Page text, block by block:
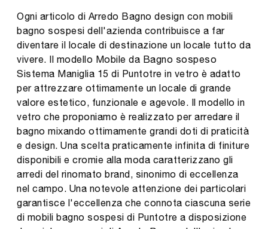
Ogni articolo di Arredo Bagno design con mobili
bagno sospesi dell'azienda contribuisce a far
diventare il locale di destinazione un locale tutto da
vivere. Il modello Mobile da Bagno sospeso
Sistema Maniglia 15 di Puntotre in vetro è adatto
per attrezzare ottimamente un locale di grande
valore estetico, funzionale e agevole. Il modello in
vetro che proponiamo è realizzato per arredare il
bagno mixando ottimamente grandi doti di praticità
e design. Una scelta praticamente infinita di finiture
disponibili e cromie alla moda caratterizzano gli
arredi del rinomato brand, sinonimo di eccellenza
nel campo. Una notevole attenzione dei particolari
garantisce l'eccellenza che connota ciascuna serie
di mobili bagno sospesi di Puntotre a disposizione